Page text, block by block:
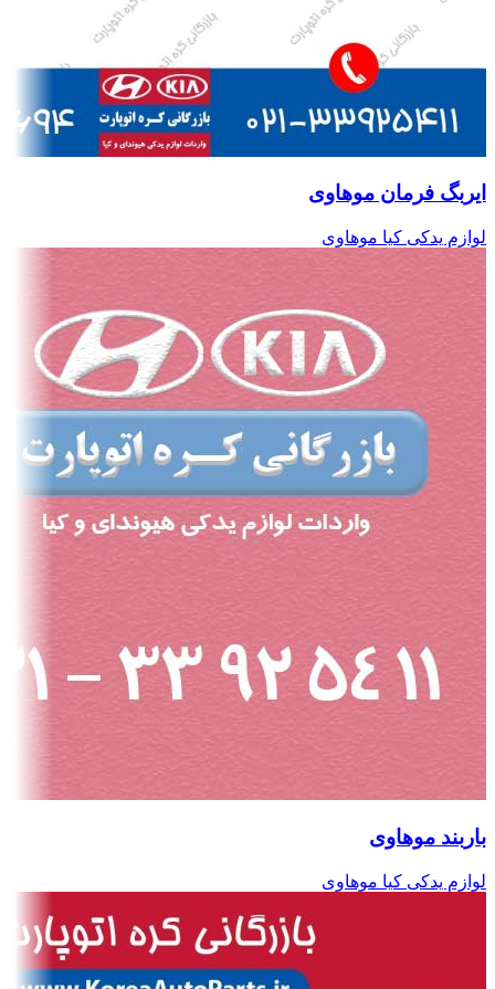
ایربگ فرمان موهاوی
لوازم یدکی کیا موهاوی
باربند موهاوی
لوازم یدکی کیا موهاوی